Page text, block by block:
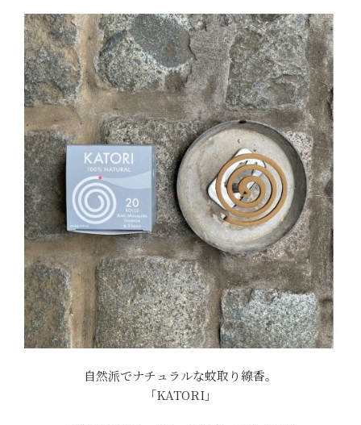
自然派でナチュラルな蚊取り線香。
「KATORI」